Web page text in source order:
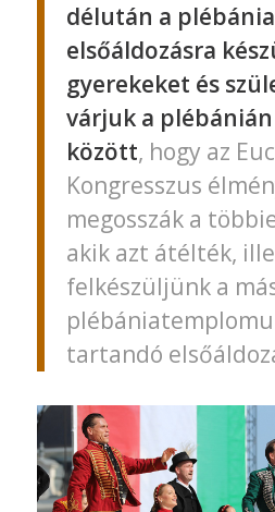
délután a
elsőáldozásra
gyerekeket és
várjuk a plébánián
között, hogy az
Kongresszus
megosszák a
akik azt átélték,
felkészüljünk a
tartandó